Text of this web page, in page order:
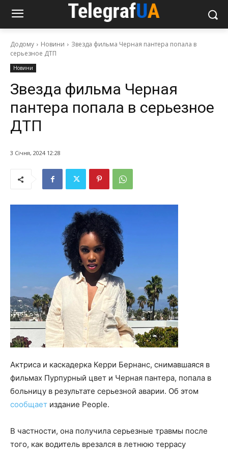
Додому Новини
Звезда фильма Черная пантера попала в
серьезное ДТП
Новини
Звезда фильма Черная
пантера попала в серьезное
ДТП
3 Січня, 2024 12:28
Актриса и каскадерка Керри Бернанс, снимавшаяся в
фильмах Пурпурный цвет и Черная пантера, попала в
больницу в результате серьезной аварии. Об этом
сообщает издание People.
В частности, она получила серьезные травмы после
того, как водитель врезался в летнюю террасу